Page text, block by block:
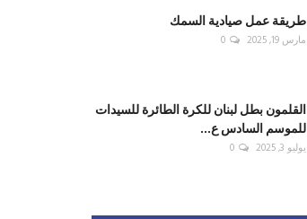
طريقة عمل صيادية السمك
مارس 19, 2025 0
القلمون بطل لبنان للكرة الطائرة للسيدات
للموسم السادس ع...
يوليو 3, 2025 0